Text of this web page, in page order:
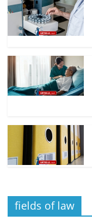
fields of law